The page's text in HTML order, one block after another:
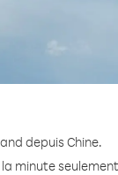
depuis Chine.
minute